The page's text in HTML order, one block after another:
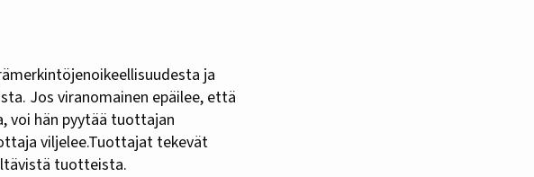
ja
Jos viranomainen epäilee, että
hän pyytää tuottajan
viljelee.Tuottajat tekevät
tuotteista.